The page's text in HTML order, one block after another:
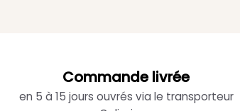
Commande livrée
en 5 à 15 jours ouvrés via le transporteur